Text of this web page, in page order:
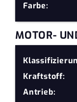
Farbe:
MOTOR-
Kraftstoff:
Antrieb: